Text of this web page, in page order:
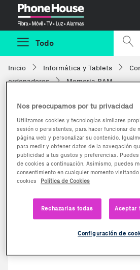
Todo
Inicio Informática y Tablets
ordenadores
Memoria RAM
Nos preocupamos por tu privacidad
Utilizamos cookies y tecnologías similares
sesión o persistentes, para hacer funcionar de
página web y personalizar su contenido.
para medir y obtener datos de la navegación
publicidad a tus gustos y preferencias.
de cookies a continuación. Asimismo, puedes
consentimiento en cualquier momento
cookies
Política de Cookies
Rechazarlas todas Aceptar
Configuración de